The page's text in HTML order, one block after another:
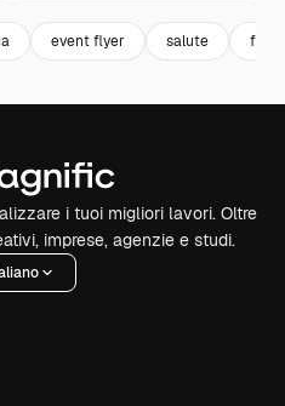
event flyer salute flyer
i tuoi migliori lavori. Oltre
imprese, agenzie e studi.